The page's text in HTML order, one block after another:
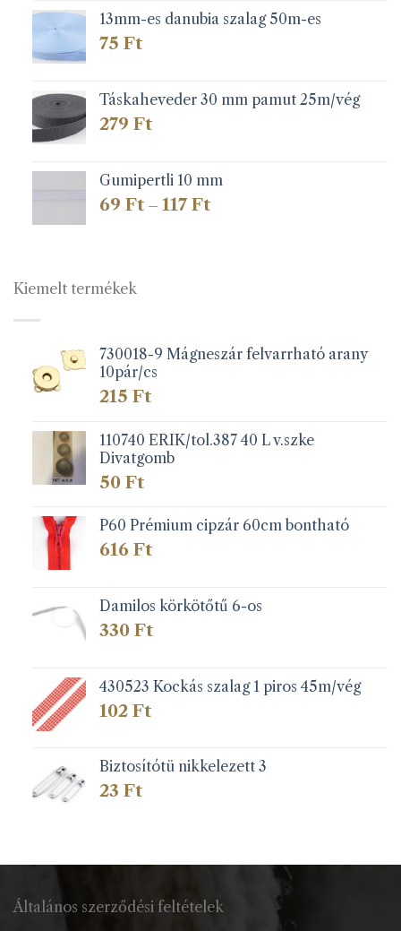
13mm-es danubia szalag 50m-es
75 Ft
Táskaheveder 30 mm pamut 25m/vég
279 Ft
Gumipertli 10 mm
69 Ft – 117 FtÁrtartomány:
Kiemelt termékek
730018-9 Mágneszár felvarrható arany
10pár/cs
215 Ft
110740 ERIK/tol.387 40 L v.szke
Divatgomb
50 Ft
P60 Prémium cipzár 60cm bontható
616 Ft
Damilos körkötőtű 6-os
330 Ft
430523 Kockás szalag 1 piros 45m/vég
102 Ft
Biztosítótü nikkelezett 3
23 Ft
Általános szerződési feltételek